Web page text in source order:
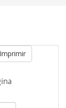
Imprimir